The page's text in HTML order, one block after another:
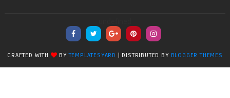
CRAFTED WITH BYTEMPLATESYARD | DISTRIBUTED BY BLOGGER THEMES